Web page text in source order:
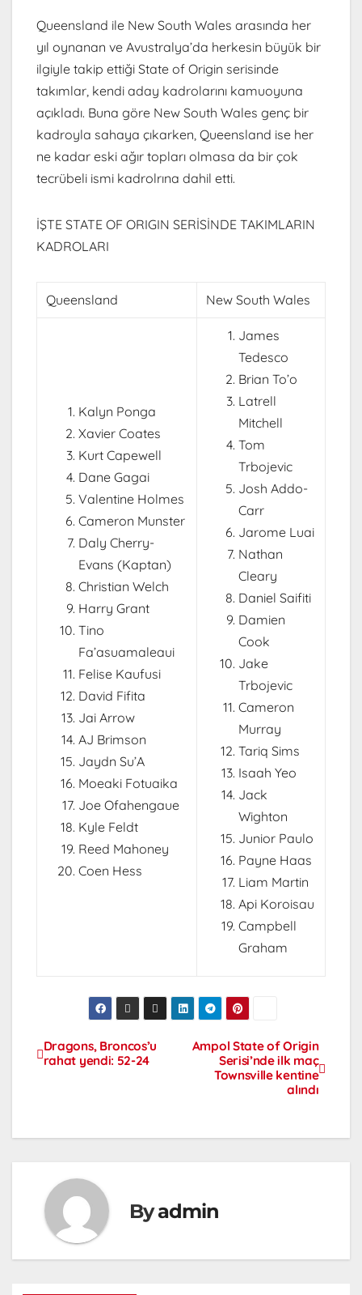
Queensland ile New South Wales arasında her
yıl oynanan ve Avustralya’da herkesin büyük bir
ilgiyle takip ettiği State of Origin serisinde
takımlar, kendi aday kadrolarını kamuoyuna
açıkladı. Buna göre New South Wales genç bir
kadroyla sahaya çıkarken, Queensland ise her
ne kadar eski ağır topları olmasa da bir çok
tecrübeli ismi kadrolrına dahil etti.
İŞTE STATE OF ORIGIN SERİSİNDE TAKIMLARIN
KADROLARI
Queensland New South Wales
Kalyn Ponga
Xavier Coates
Kurt Capewell
Dane Gagai
Valentine Holmes
Cameron Munster
Daly Cherry-
Evans (Kaptan)
Christian Welch
Harry Grant
Tino
Fa’asuamaleaui
Felise Kaufusi
David Fifita
Jai Arrow
AJ Brimson
Jaydn Su’A
Moeaki Fotuaika
Joe Ofahengaue
Kyle Feldt
Reed Mahoney
Coen Hess
James
Tedesco
Brian To’o
Latrell
Mitchell
Tom
Trbojevic
Josh Addo-
Carr
Jarome Luai
Nathan
Cleary
Daniel Saifiti
Damien
Cook
Jake
Trbojevic
Cameron
Murray
Tariq Sims
Isaah Yeo
Jack
Wighton
Junior Paulo
Payne Haas
Liam Martin
Api Koroisau
Campbell
Graham
Ampol State of Origin
Serisi’nde ilk maç
Townsville kentine
alındı
Dragons, Broncos’u
rahat yendi: 52-24
Byadmin